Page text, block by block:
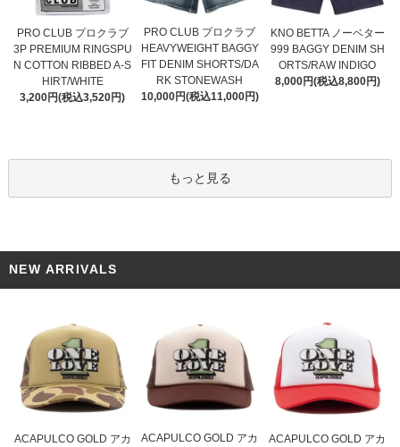
PRO CLUB プロクラブ
3P PREMIUM RINGSPU
N COTTON RIBBED A-S
HIRT/WHITE
3,200円(税込3,520円)
PRO CLUB プロクラブ
HEAVYWEIGHT BAGGY
FIT DENIM SHORTS/DA
RK STONEWASH
10,000円(税込11,000円)
KNO BETTA ノーベター
999 BAGGY DENIM SH
ORTS/RAW INDIGO
8,000円(税込8,800円)
もっと見る
NEW ARRIVALS
ACAPULCO GOLD アカ
ACAPULCO GOLD アカ
ACAPULCO GOLD アカ